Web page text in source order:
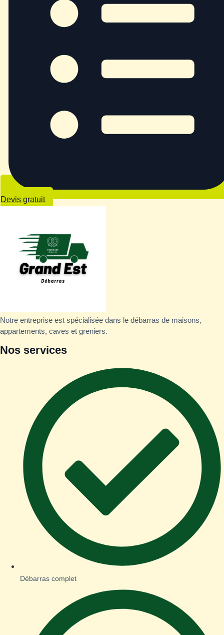
Devis gratuit
Notre entreprise est spécialisée dans le débarras de maisons,
appartements, caves et greniers.
Nos services
Débarras complet